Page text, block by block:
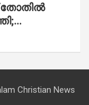
തോതിൽ
Christian News